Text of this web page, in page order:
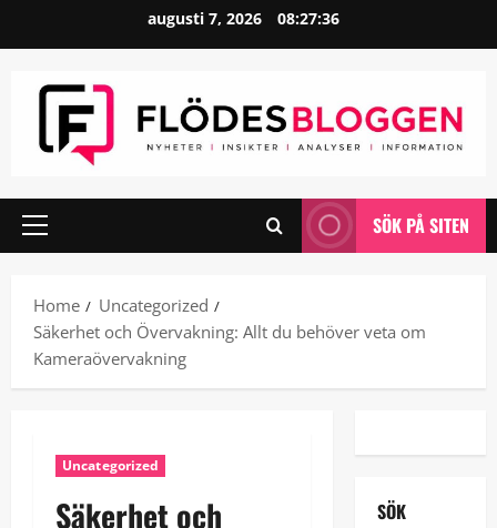
augusti 7, 2026 08:27:37
Primary
SÖK PÅ SITEN
Home
Uncategorized
Säkerhet och Övervakning: Allt du behöver veta om
Kameraövervakning
Uncategorized
Säkerhet och
SÖK